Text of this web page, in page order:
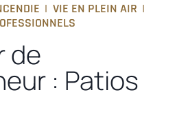
| VIE EN PLEIN AIR |
de
: Patios